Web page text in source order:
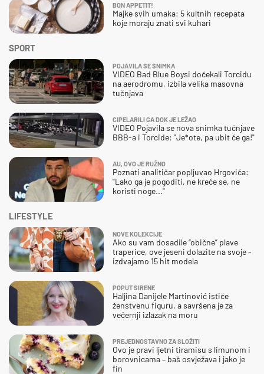
SPORT
POJAVILA SE SNIMKA
VIDEO Bad Blue Boysi dočekali Torcidu
na aerodromu, izbila velika masovna
tučnjava
CIPELARILI GA DOK JE LEŽAO
VIDEO Pojavila se nova snimka tučnjave
BBB-a i Torcide: "Je*ote, pa ubit će ga!"
AU, OVO JE RUŽNO
Poznati analitičar popljuvao Hrgovića:
"Lako ga je pogoditi, ne kreće se, ne
koristi noge..."
BON APPETIT!
Majke svih umaka: 5 kultnih recepata
koje moraju znati svi kuhari
LIFESTYLE
NOVE KOLEKCIJE
Ako su vam dosadile “obične” plave
traperice, ove jeseni dolazite na svoje -
izdvajamo 15 hit modela
POPUT SIRENE
Haljina Danijele Martinović ističe
ženstvenu figuru, a savršena je za
večernji izlazak na moru
PREJEDNOSTAVNO ZA SLOŽITI
Ovo je pravi ljetni tiramisu s limunom i
borovnicama – baš osvježava i jako je
fin